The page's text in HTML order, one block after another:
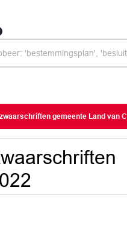
gemeente Land van Cuijk 2022